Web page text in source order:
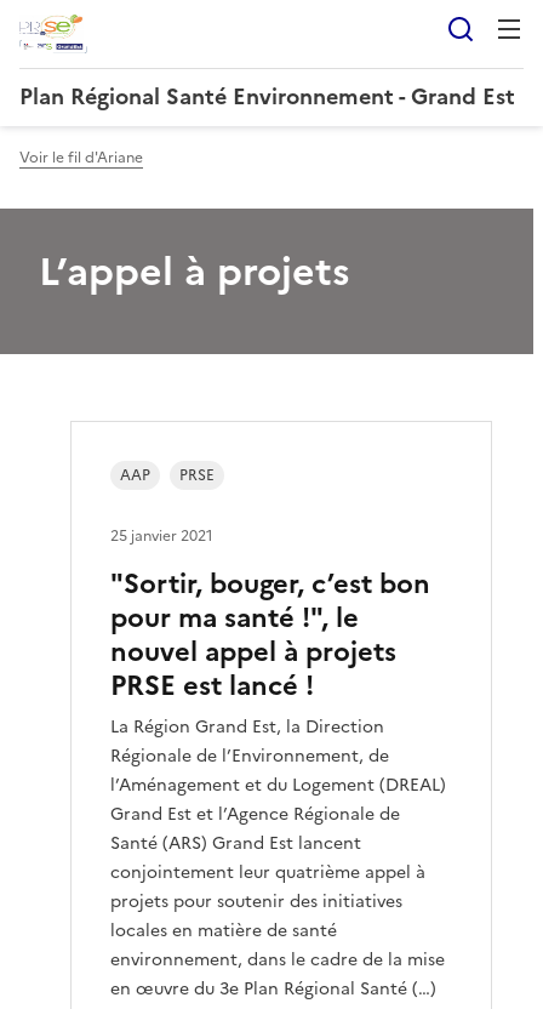
Plan Régional Santé Environnement - Grand Est
Voir le fil d'Ariane
L’appel à projets
"Sortir, bouger, c’est bon
pour ma santé !", le
nouvel appel à projets
PRSE est lancé !
La Région Grand Est, la Direction
Régionale de l’Environnement, de
l’Aménagement et du Logement (DREAL)
Grand Est et l’Agence Régionale de
Santé (ARS) Grand Est lancent
conjointement leur quatrième appel à
projets pour soutenir des initiatives
locales en matière de santé
environnement, dans le cadre de la mise
en œuvre du 3e Plan Régional Santé (…)
AAP PRSE
25 janvier 2021